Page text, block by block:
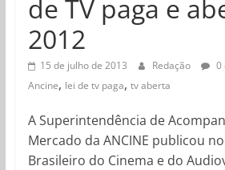
de TV paga e
2012
15 de julho de 2013 Redação
0
Ancine, lei de tv paga, tv aberta
A Superintendência de
Mercado da ANCINE publicou
Brasileiro do Cinema e do